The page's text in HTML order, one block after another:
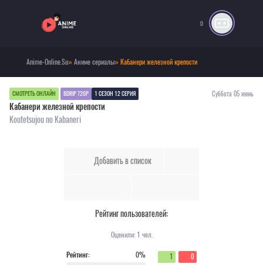
0
Anime-Online.Su»Аниме сериалы» Кабанери железной крепости
СМОТРЕТЬ ОНЛАЙН BDRIP 720P 1 СЕЗОН 12 СЕРИЯ Суббота 05 июнь
Кабанери железной крепости
Koutetsujou no Kabaneri
Добавить в список
Рейтинг пользователей:
Оценили: 1 чел.
Рейтинг:
0% 1 0